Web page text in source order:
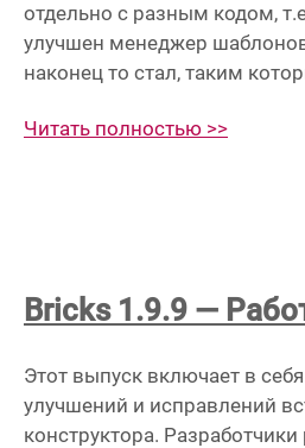
отдельно с разным кодом,
улучшен менеджер
наконец то стал, таким
Читать полностью >>
Bricks 1.9.9 —
Этот выпуск включает в
улучшений и исправлений
конструктора.